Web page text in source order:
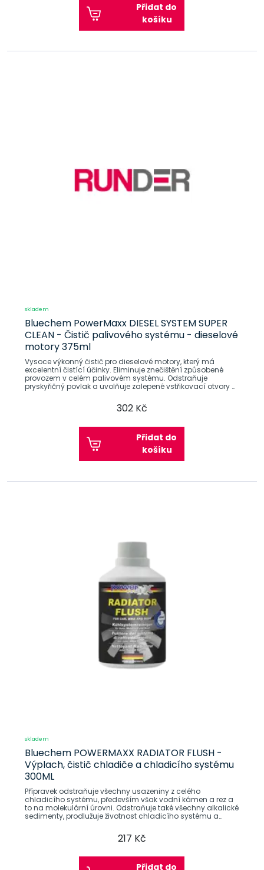
Přidat do
košíku
skladem
Bluechem PowerMaxx DIESEL SYSTEM SUPER
CLEAN - Čistič palivového systému - dieselové
motory 375ml
Vysoce výkonný čistič pro dieselové motory, který má
excelentní čistící účinky. Eliminuje znečištění způsobené
provozem v celém palivovém systému. Odstraňuje
pryskyřičný povlak a uvolňuje zalepené vstřikovací otvory a
302 Kč
Přidat do
košíku
skladem
Bluechem POWERMAXX RADIATOR FLUSH -
Výplach, čistič chladiče a chladicího systému
300ML
Přípravek odstraňuje všechny usazeniny z celého
chladicího systému, především však vodní kámen a rez a
to na molekulární úrovni. Odstraňuje také všechny alkalické
sedimenty, prodlužuje životnost chladicího systému a
217 Kč
Přidat do